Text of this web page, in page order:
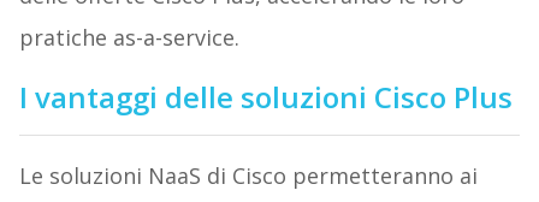
pratiche as-a-service.
I vantaggi delle soluzioni Cisco Plus
Le soluzioni NaaS di Cisco permetteranno ai